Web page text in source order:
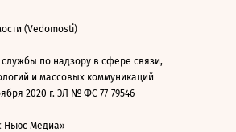
(Vedomosti)
по надзору в сфере связи,
и массовых коммуникаций
2020 г. ЭЛ № ФС 77-79546
Ньюс Медиа»